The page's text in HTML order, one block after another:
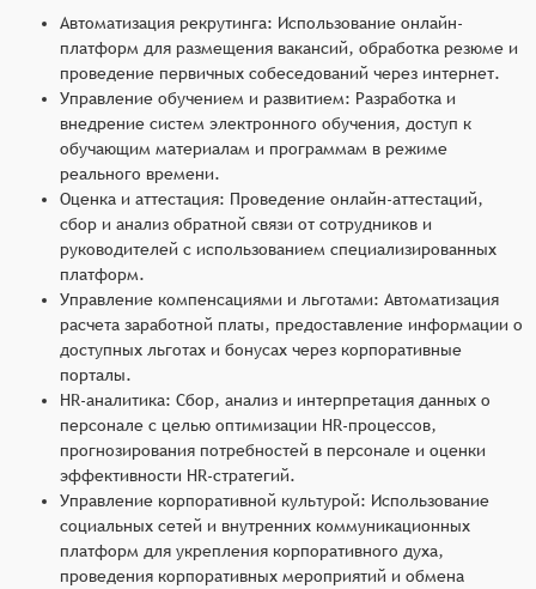
внедрение систем оценки производительности
и мотивации сотрудников, включая
возможность определения KPI и бонусов за
достижение результатов.
Управление карьерой и преемственностью:
Планирование карьерных путей сотрудников,
определение потенциальных преемников на
ключевые позиции и разработка программ по
развитию лидерских качеств.
Автоматизация рекрутинга: Использование онлайн-
платформ для размещения вакансий, обработка резюме и
проведение первичных собеседований через интернет.
Управление обучением и развитием: Разработка и
внедрение систем электронного обучения, доступ к
обучающим материалам и программам в режиме
реального времени.
Оценка и аттестация: Проведение онлайн-аттестаций,
сбор и анализ обратной связи от сотрудников и
руководителей с использованием специализированных
платформ.
Управление компенсациями и льготами: Автоматизация
расчета заработной платы, предоставление информации о
доступных льготах и бонусах через корпоративные
порталы.
HR-аналитика: Сбор, анализ и интерпретация данных о
персонале с целью оптимизации HR-процессов,
прогнозирования потребностей в персонале и оценки
эффективности HR-стратегий.
Управление корпоративной культурой: Использование
социальных сетей и внутренних коммуникационных
платформ для укрепления корпоративного духа,
проведения корпоративных мероприятий и обмена